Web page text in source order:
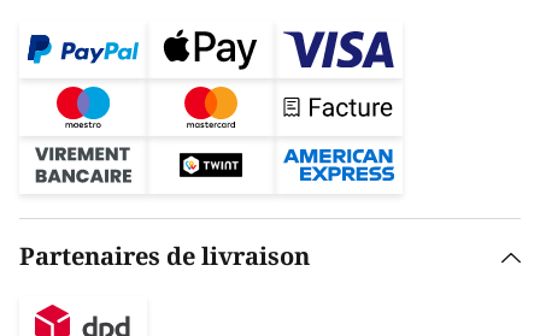
Partenaires de livraison